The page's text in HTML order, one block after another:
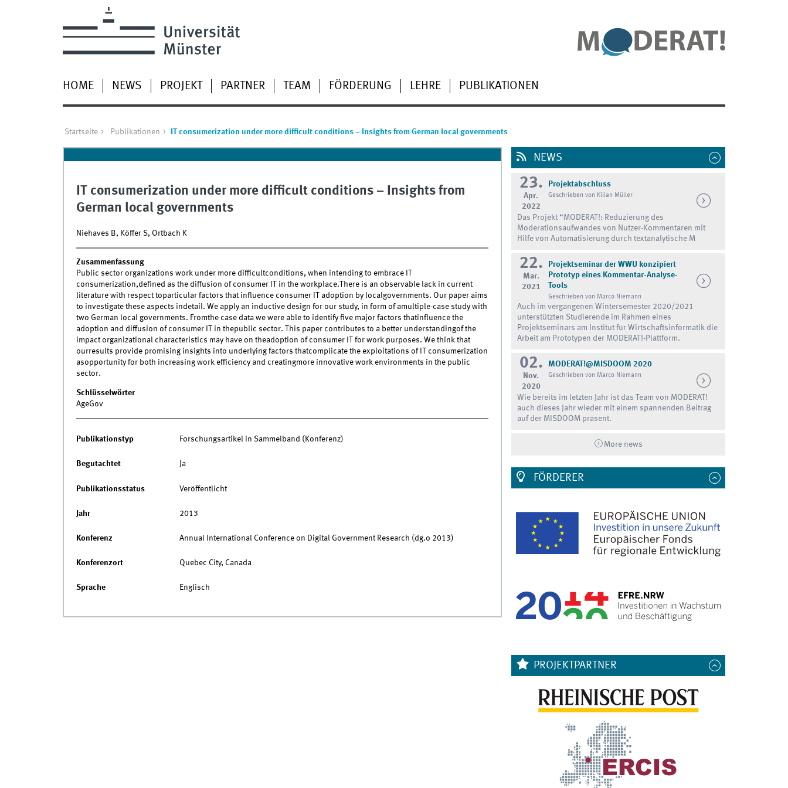
HOME NEWS PROJEKT PARTNER TEAM FÖRDERUNG LEHRE PUBLIKATIONEN
Startseite Publikationen IT consumerization under more difficult conditions – Insights from German local governments
IT consumerization under more difficult conditions – Insights from
German local governments
Niehaves B, Köffer S, Ortbach K
Zusammenfassung
Public sector organizations work under more difficultconditions, when intending to embrace IT
consumerization,defined as the diffusion of consumer IT in the workplace.There is an observable lack in current
literature with respect toparticular factors that influence consumer IT adoption by localgovernments. Our paper aims
to investigate these aspects indetail. We apply an inductive design for our study, in form of amultiple-case study with
two German local governments. Fromthe case data we were able to identify five major factors thatinfluence the
adoption and diffusion of consumer IT in thepublic sector. This paper contributes to a better understandingof the
impact organizational characteristics may have on theadoption of consumer IT for work purposes. We think that
ourresults provide promising insights into underlying factors thatcomplicate the exploitations of IT consumerization
asopportunity for both increasing work efficiency and creatingmore innovative work environments in the public
sector.
Schlüsselwörter
AgeGov
Publikationstyp Forschungsartikel in Sammelband (Konferenz)
Begutachtet Ja
Publikationsstatus Veröffentlicht
Jahr 2013
Konferenz Annual International Conference on Digital Government Research (dg.o 2013)
Konferenzort Quebec City, Canada
Sprache Englisch
NEWS
23.
Apr.
2022
Projektabschluss
Geschrieben von Kilian Müller
Das Projekt “MODERAT!: Reduzierung des
Moderationsaufwandes von Nutzer-Kommentaren mit
Hilfe von Automatisierung durch textanalytische M
22.
Mar.
2021
Projektseminar der WWU konzipiert
Prototyp eines Kommentar-Analyse-
Tools
Geschrieben von Marco Niemann
Auch im vergangenen Wintersemester 2020/2021
unterstützten Studierende im Rahmen eines
Projektseminars am Institut für Wirtschaftsinformatik die
Arbeit am Prototypen der MODERAT!-Plattform.
02.
Nov.
2020
MODERAT!@MISDOOM 2020
Geschrieben von Marco Niemann
Wie bereits im letzten Jahr ist das Team von MODERAT!
auch dieses Jahr wieder mit einem spannenden Beitrag
auf der MISDOOM präsent.
More news
FÖRDERER
PROJEKTPARTNER